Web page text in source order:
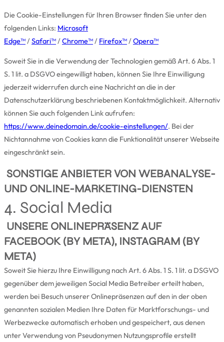
Die Cookie-Einstellungen für Ihren Browser finden Sie unter den
folgenden Links: Microsoft
Edge™/Safari™/Chrome™/ Firefox™/Opera™
Soweit Sie in die Verwendung der Technologien gemäß Art. 6 Abs. 1
S. 1 lit. a DSGVO eingewilligt haben, können Sie Ihre Einwilligung
jederzeit widerrufen durch eine Nachricht an die in der
Datenschutzerklärung beschriebenen Kontaktmöglichkeit. Alternativ
können Sie auch folgenden Link aufrufen:
https://www.deinedomain.de/cookie-einstellungen/. Bei der
Nichtannahme von Cookies kann die Funktionalität unserer Webseite
eingeschränkt sein.
SONSTIGE ANBIETER VON WEBANALYSE-
UND ONLINE-MARKETING-DIENSTEN
4. Social Media
UNSERE ONLINEPRÄSENZ AUF
FACEBOOK (BY META), INSTAGRAM (BY
META)
Soweit Sie hierzu Ihre Einwilligung nach Art. 6 Abs. 1 S. 1 lit. a DSGVO
gegenüber dem jeweiligen Social Media Betreiber erteilt haben,
werden bei Besuch unserer Onlinepräsenzen auf den in der oben
genannten sozialen Medien Ihre Daten für Marktforschungs- und
Werbezwecke automatisch erhoben und gespeichert, aus denen
unter Verwendung von Pseudonymen Nutzungsprofile erstellt